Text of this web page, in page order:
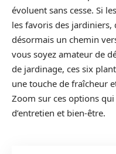
évoluent sans cesse. Si
les favoris des jardiniers,
désormais un chemin
vous soyez amateur de
de jardinage, ces six
une touche de fraîcheur
Zoom sur ces options
d’entretien et bien-être.